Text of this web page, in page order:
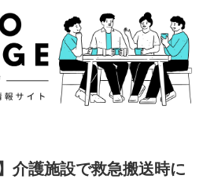
介護施設で救急搬送時に